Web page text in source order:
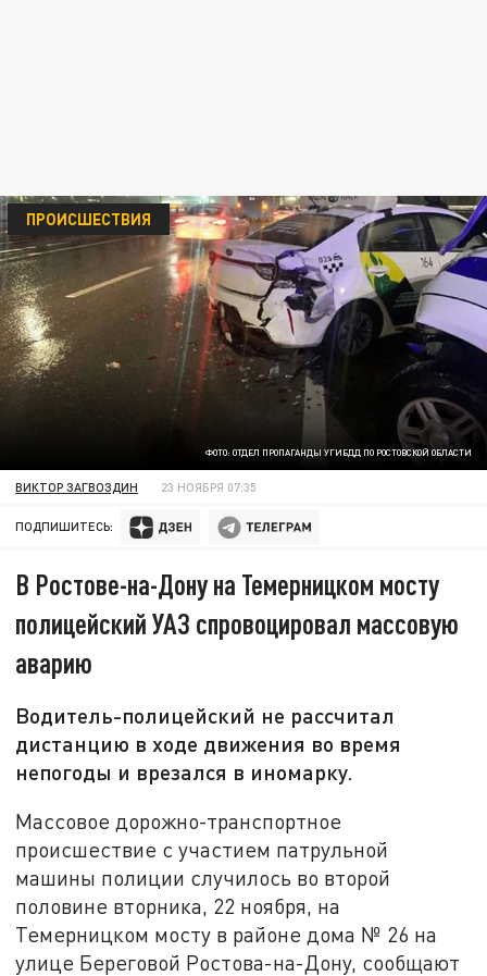
ФОТО: ОТДЕЛ ПРОПАГАНДЫ УГИБДД ПО РОСТОВСКОЙ ОБЛАСТИ
ПРОИСШЕСТВИЯ
ВИКТОР ЗАГВОЗДИН 23 НОЯБРЯ 07:35
ПОДПИШИТЕСЬ:
В Ростове-на-Дону на Темерницком мосту
полицейский УАЗ спровоцировал массовую
аварию
Водитель-полицейский не рассчитал
дистанцию в ходе движения во время
непогоды и врезался в иномарку.
Массовое дорожно-транспортное
происшествие с участием патрульной
машины полиции случилось во второй
половине вторника, 22 ноября, на
Темерницком мосту в районе дома № 26 на
улице Береговой Ростова-на-Дону, сообщают